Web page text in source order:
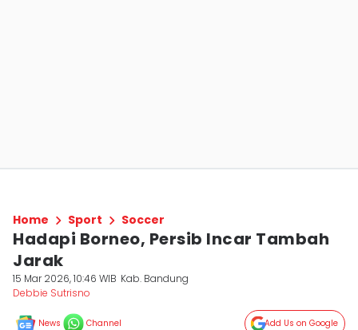
Home Sport Soccer
Hadapi Borneo, Persib Incar Tambah
Jarak
15 Mar 2026, 10:46 WIB Kab. Bandung
Debbie Sutrisno
News Channel Add Us on Google